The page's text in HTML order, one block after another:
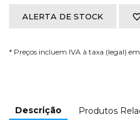
ALERTA DE STOCK
* Preços incluem IVA à taxa (legal)
Descrição Produtos